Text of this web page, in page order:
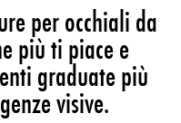
per occhiali da
più ti piace e
graduate più
visive.